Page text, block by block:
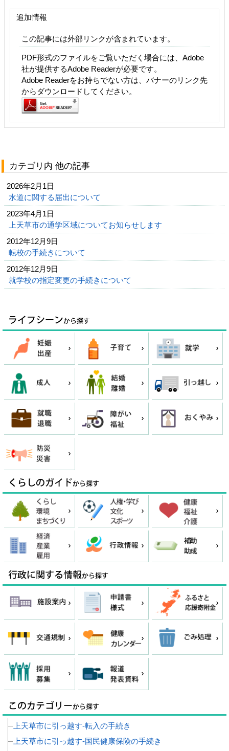
追加情報
この記事には外部リンクが含まれています。
PDF形式のファイルをご覧いただく場合には、Adobe
社が提供するAdobe Readerが必要です。
Adobe Readerをお持ちでない方は、バナーのリンク先
からダウンロードしてください。
カテゴリ内 他の記事
2026年2月1日
水道に関する届出について
2023年4月1日
上天草市の通学区域についてお知らせします
2012年12月9日
転校の手続きについて
2012年12月9日
就学校の指定変更の手続きについて
上天草市に引っ越す‐転入の手続き
上天草市に引っ越す‐国民健康保険の手続き